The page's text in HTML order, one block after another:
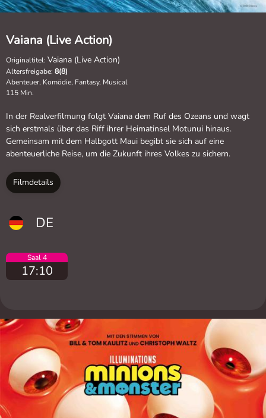
Vaiana (Live Action)
Originaltitel: Vaiana (Live Action)
Altersfreigabe: 8(8)
Abenteuer, Komödie, Fantasy, Musical
115 Min.
In der Realverfilmung folgt Vaiana dem Ruf des Ozeans und wagt
sich erstmals über das Riff ihrer Heimatinsel Motunui hinaus.
Gemeinsam mit dem Halbgott Maui begibt sie sich auf eine
abenteuerliche Reise, um die Zukunft ihres Volkes zu sichern.
Filmdetails
DE
Saal 4
17:10